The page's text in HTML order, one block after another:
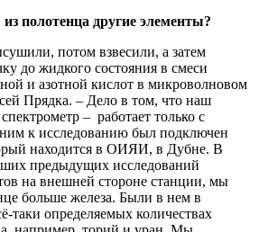
полотенца другие элементы?
потом взвесили, а затем
до жидкого состояния в смеси
и азотной кислот в микроволновом
Прядка. – Дело в том, что наш
– работает только с
к исследованию был подключен
находится в ОИЯИ, в Дубне. В
предыдущих исследований
на внешней стороне станции, мы
больше железа. Были в нем в
таки определяемых количествах